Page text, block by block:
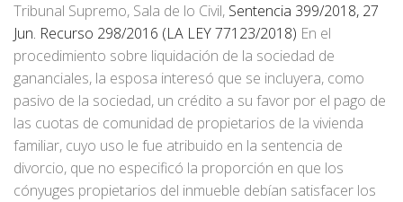
Tribunal Supremo, Sala de lo Civil, Sentencia 399/2018, 27
Jun. Recurso 298/2016 (LA LEY 77123/2018) En el
procedimiento sobre liquidación de la sociedad de
gananciales, la esposa interesó que se incluyera, como
pasivo de la sociedad, un crédito a su favor por el pago de
las cuotas de comunidad de propietarios de la vivienda
familiar, cuyo uso le fue atribuido en la sentencia de
divorcio, que no especificó la proporción en que los
cónyuges propietarios del inmueble debían satisfacer los